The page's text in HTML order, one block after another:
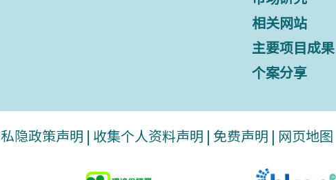
相关网站
主要项目成果
个案分享
私隐政策声明 | 收集个人资料声明 | 免费声明 | 网页地图